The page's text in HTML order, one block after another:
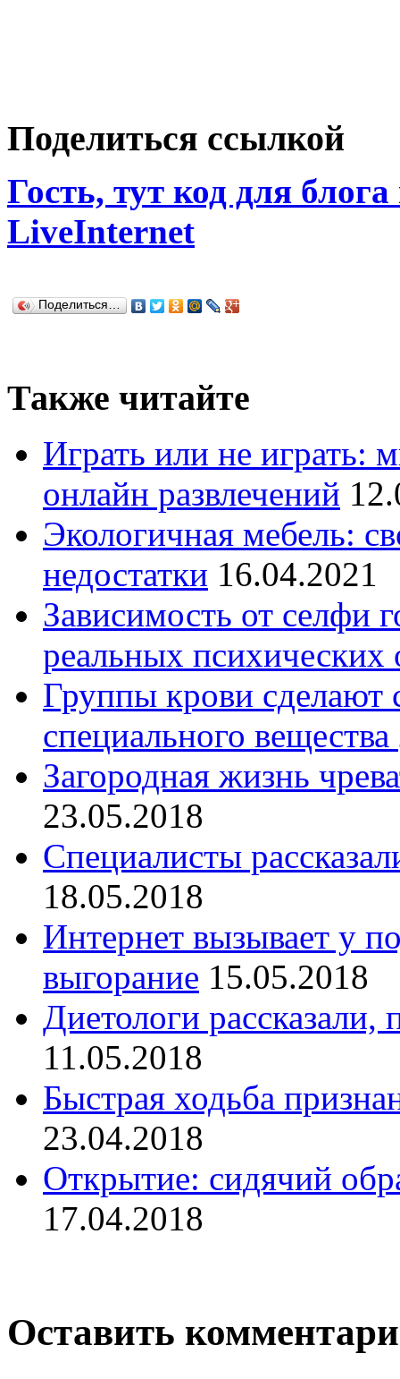
Поделиться ссылкой
Гость, тут код для
LiveInternet
Поделиться…
Также читайте
Играть или не играть:
онлайн развлечений
Экологичная мебель:
недостатки 16.04.2021
Зависимость от селфи
реальных психических
Группы крови
специального вещества
Загородная жизнь
23.05.2018
Специалисты
18.05.2018
Интернет вызывает у
выгорание 15.05.2018
Диетологи
11.05.2018
Быстрая ходьба
23.04.2018
Открытие: сидячий
17.04.2018
Оставить